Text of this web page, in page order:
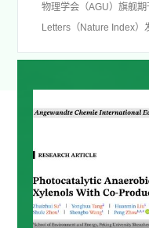
物理学会（AGU）旗舰
Letters（Nature Index）
该研究优化了串联差分
SP2）观测系统，实现了